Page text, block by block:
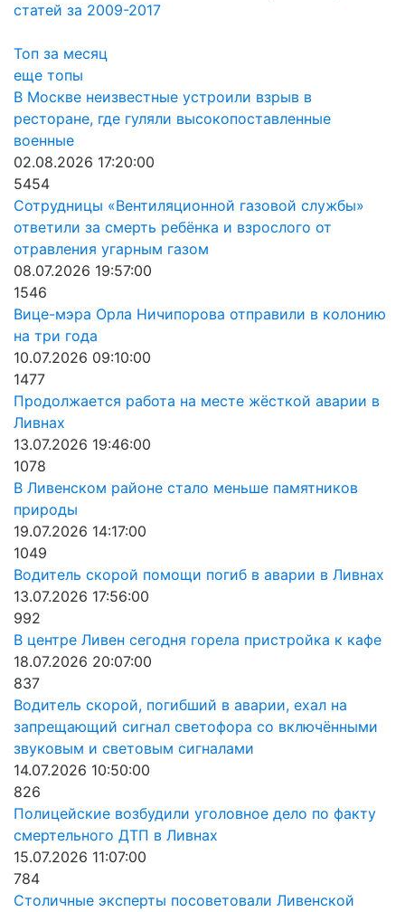
статей за 2009-2017
Топ за месяц
еще топы
В Москве неизвестные устроили взрыв в
ресторане, где гуляли высокопоставленные
военные
02.08.2026 17:20:00
5454
Сотрудницы «Вентиляционной газовой службы»
ответили за смерть ребёнка и взрослого от
отравления угарным газом
08.07.2026 19:57:00
1546
Вице-мэра Орла Ничипорова отправили в колонию
на три года
10.07.2026 09:10:00
1477
Продолжается работа на месте жёсткой аварии в
Ливнах
13.07.2026 19:46:00
1078
В Ливенском районе стало меньше памятников
природы
19.07.2026 14:17:00
1049
Водитель скорой помощи погиб в аварии в Ливнах
13.07.2026 17:56:00
992
В центре Ливен сегодня горела пристройка к кафе
18.07.2026 20:07:00
837
Водитель скорой, погибший в аварии, ехал на
запрещающий сигнал светофора со включёнными
звуковым и световым сигналами
14.07.2026 10:50:00
826
Полицейские возбудили уголовное дело по факту
смертельного ДТП в Ливнах
15.07.2026 11:07:00
784
Столичные эксперты посоветовали Ливенской